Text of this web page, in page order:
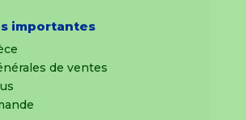
importantes
de ventes